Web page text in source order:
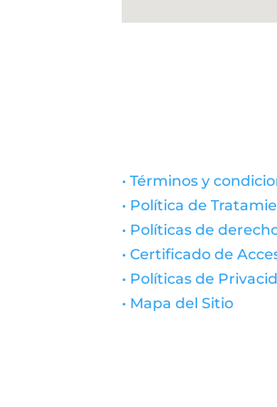
• Términos y
• Política de
• Políticas de
• Certificado de
• Políticas de
• Mapa del Sitio